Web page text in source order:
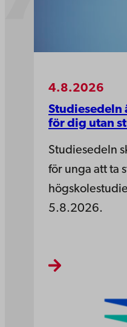
4.8.2026
Studiesedeln
för dig utan
Studiesedeln
för unga att ta
5.8.2026.